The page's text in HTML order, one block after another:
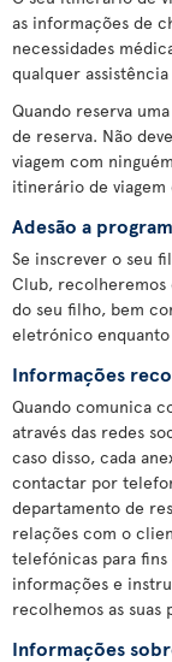
as informações de
necessidades
qualquer
Quando reserva
de reserva. Não
viagem com
itinerário de viagem
Adesão a
Se inscrever o seu
Club, recolheremos
do seu filho, bem
eletrónico
Informações
Quando comunica
através das redes
caso disso, cada
contactar por
departamento de
relações com o
telefónicas para fins
informações e
recolhemos as suas
Informações